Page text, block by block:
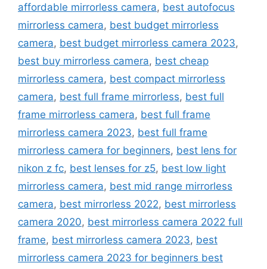
affordable mirrorless camera, best autofocus
mirrorless camera, best budget mirrorless
camera, best budget mirrorless camera 2023,
best buy mirrorless camera, best cheap
mirrorless camera, best compact mirrorless
camera, best full frame mirrorless, best full
frame mirrorless camera, best full frame
mirrorless camera 2023, best full frame
mirrorless camera for beginners, best lens for
nikon z fc, best lenses for z5, best low light
mirrorless camera, best mid range mirrorless
camera, best mirrorless 2022, best mirrorless
camera 2020, best mirrorless camera 2022 full
frame, best mirrorless camera 2023, best
mirrorless camera 2023 for beginners best